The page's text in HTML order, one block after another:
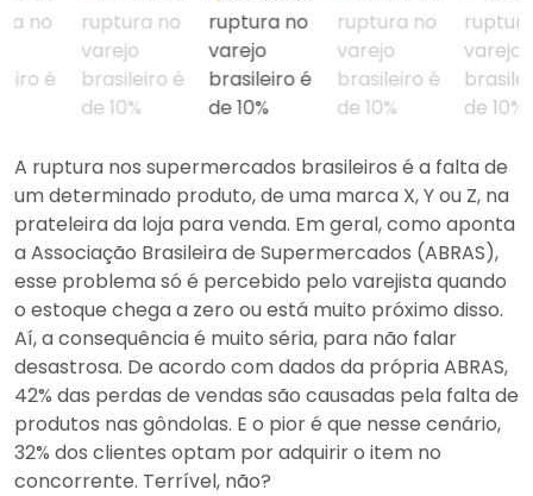
A ruptura nos supermercados brasileiros é a falta de
um determinado produto, de uma marca X, Y ou Z, na
prateleira da loja para venda. Em geral, como aponta
a Associação Brasileira de Supermercados (ABRAS),
esse problema só é percebido pelo varejista quando
o estoque chega a zero ou está muito próximo disso.
Aí, a consequência é muito séria, para não falar
desastrosa. De acordo com dados da própria ABRAS,
42% das perdas de vendas são causadas pela falta de
produtos nas gôndolas. E o pior é que nesse cenário,
32% dos clientes optam por adquirir o item no
concorrente. Terrível, não?